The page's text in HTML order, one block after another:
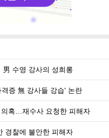
수영 강사의 성희롱
증 無 강사들 강습' 논란
혹…재수사 요청한 피해자
경찰에 불안한 피해자